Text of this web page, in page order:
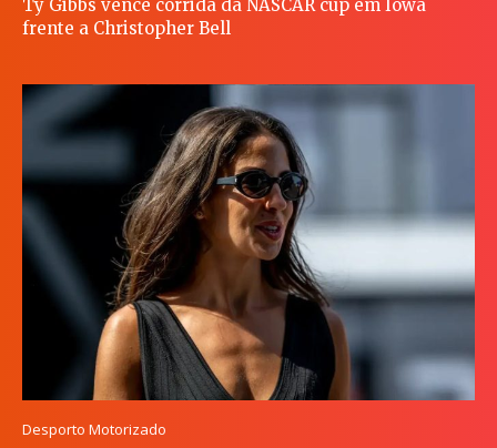
Ty Gibbs vence corrida da NASCAR cup em Iowa
frente a Christopher Bell
Desporto Motorizado